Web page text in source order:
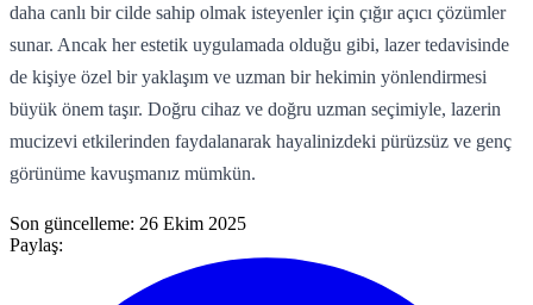
daha canlı bir cilde sahip olmak isteyenler için çığır açıcı çözümler
sunar. Ancak her estetik uygulamada olduğu gibi, lazer tedavisinde
de kişiye özel bir yaklaşım ve uzman bir hekimin yönlendirmesi
büyük önem taşır. Doğru cihaz ve doğru uzman seçimiyle, lazerin
mucizevi etkilerinden faydalanarak hayalinizdeki pürüzsüz ve genç
görünüme kavuşmanız mümkün.
Son güncelleme: 26 Ekim 2025
Paylaş: